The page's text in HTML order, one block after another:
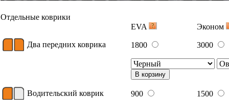
Отдельные коврики
EVA
Эконом
Два передних коврика 1800 3000
В корзину
Водительский коврик 900 1500